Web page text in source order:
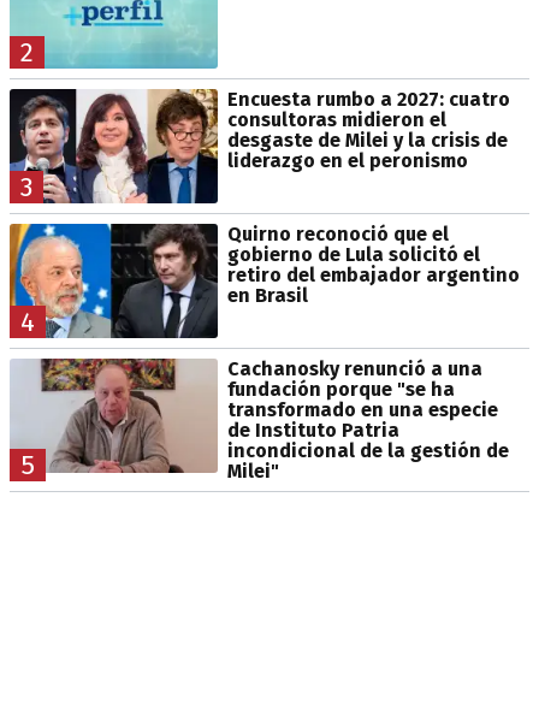
2
3
Encuesta rumbo a 2027: cuatro
consultoras midieron el
desgaste de Milei y la crisis de
liderazgo en el peronismo
4
Quirno reconoció que el
gobierno de Lula solicitó el
retiro del embajador argentino
en Brasil
5
Cachanosky renunció a una
fundación porque "se ha
transformado en una especie
de Instituto Patria
incondicional de la gestión de
Milei"